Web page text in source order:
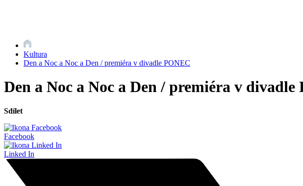
Kultura
Den a Noc a Noc a Den / premiéra v divadle PONEC
Den a Noc a Noc a Den / premiéra v divadle
Sdílet
Facebook
Linked In